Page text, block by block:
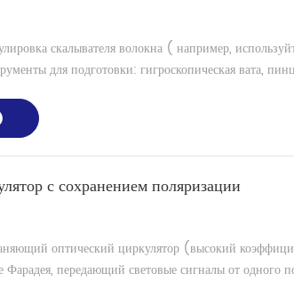
скалывателя волокна ( например,
для подготовки: гигроскопическая вата,
с сохранением поляризации
оптический циркулятор (высокий
передающий световые сигналы от одного